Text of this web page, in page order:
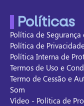
Políticas
Política de
Política de
Política Interna de
Termos de Uso e
Termo de Cessão e
Som
Vídeo - Política de